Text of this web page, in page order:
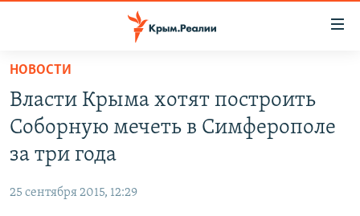
Вернуться
основному
содержанию
Вернутся
главной
навигации
СПЕЦПРОЕКТЫ
11 ЛЕТ ОККУПАЦИИ КРЫМА. 11 ИСТОРИЙ СОПРОТИВЛЕНИЯ
ЕЩЕ
НОВОСТИ
Власти Крыма хотят построить
Соборную мечеть в Симферополе
за три года
25 сентября 2015, 12:29